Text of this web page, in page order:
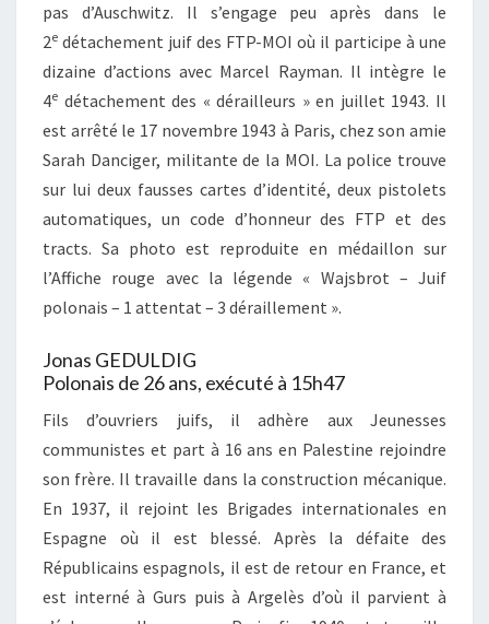
pas d’Auschwitz. Il s’engage peu après dans le
2e détachement juif des FTP-MOI où il participe à une
dizaine d’actions avec Marcel Rayman. Il intègre le
4e détachement des « dérailleurs » en juillet 1943. Il
est arrêté le 17 novembre 1943 à Paris, chez son amie
Sarah Danciger, militante de la MOI. La police trouve
sur lui deux fausses cartes d’identité, deux pistolets
automatiques, un code d’honneur des FTP et des
tracts. Sa photo est reproduite en médaillon sur
l’Affiche rouge avec la légende « Wajsbrot – Juif
polonais – 1 attentat – 3 déraillement ».
Jonas GEDULDIG
Polonais de 26 ans, exécuté à 15h47
Fils d’ouvriers juifs, il adhère aux Jeunesses
communistes et part à 16 ans en Palestine rejoindre
son frère. Il travaille dans la construction mécanique.
En 1937, il rejoint les Brigades internationales en
Espagne où il est blessé. Après la défaite des
Républicains espagnols, il est de retour en France, et
est interné à Gurs puis à Argelès d’où il parvient à